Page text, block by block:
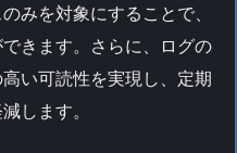
みを対象にすることで、
きます。さらに、ログの
い可読性を実現し、定期
します。